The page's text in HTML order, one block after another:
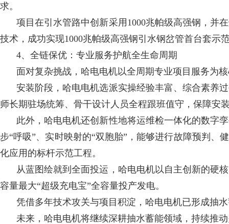
求。
项目在引水管路中创新采用1000兆帕级高强钢，并
技术，成功实现1000兆帕级高强钢引水钢岔管首台套示
4、全链保优：专业服务护航全生命周期
面对复杂挑战，哈电电机以全周期专业项目服务为
安装阶段，哈电电机选派实操经验丰富、综合素养
师长期驻场统筹、骨干设计人员全程跟班值守，保障安
此外，哈电电机还创新性地将运维检一体化的数字
步“呼吸”、实时映射的“双胞胎”，能够进行故障预判
化应用的标杆示范工程。
从蓝图绘就到全面投运，哈电电机以自主创新的硬
容量最大“超级充电宝”全容量投产发电。
凭借多年技术攻关与项目积淀，哈电电机已形成抽
未来，哈电电机将继续深耕抽水蓄能领域，持续推